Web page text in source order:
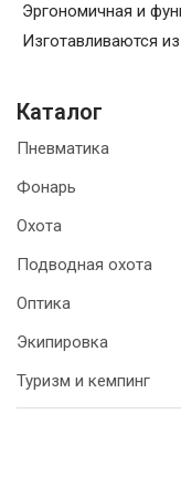
Эргономичная и
Изготавливаются
Каталог
Пневматика
Фонарь
Охота
Подводная охота
Оптика
Экипировка
Туризм и кемпинг